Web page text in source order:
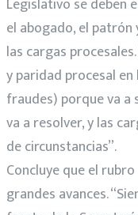
el abogado, el
las cargas
y paridad procesal en
fraudes) porque va a
va a resolver, y las
de circunstancias”.
Concluye que el
grandes avances.